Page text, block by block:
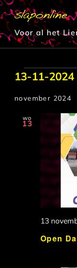
Ga
naar
inhoud
Voor al het
13-11-2024
een
datum.
november 2024
wo
13
Open
13